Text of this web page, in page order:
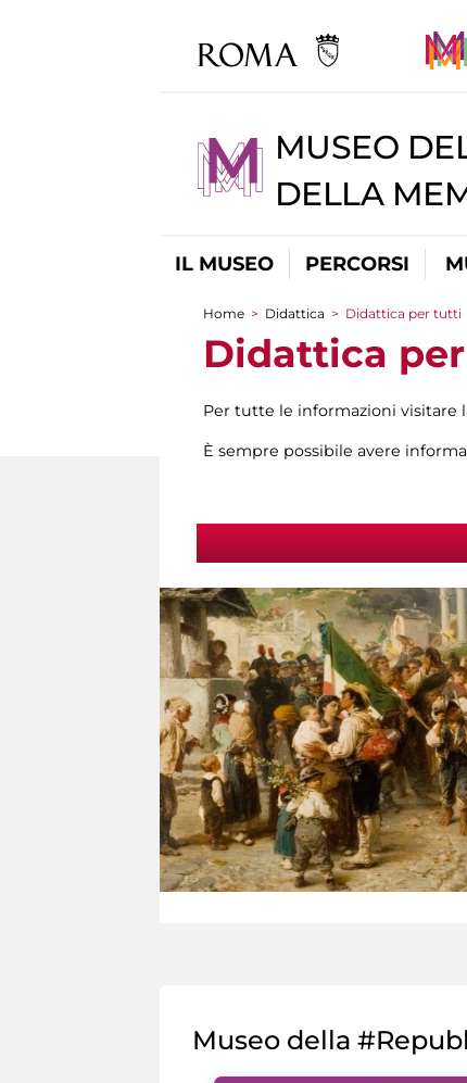
MUSEO
DELLA
IL MUSEO PERCORSI
Tu sei qui
Home > Didattica > Didattica per tutti
Didattica
Per tutte le informazioni visitare
È sempre possibile avere
Museo della